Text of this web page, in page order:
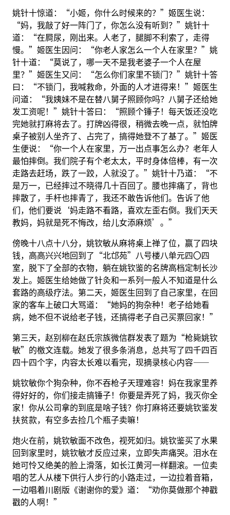
姚针十惊道：“小姬，你什么时候来的？”姬医生说：
“妈，我敲了好一阵门了，你怎么没有听到？”姚针十
道：“在屙尿，刚出来。人老了，腿脚不利索了，走得
慢。”姬医生因问：“你老人家怎么一个人在家里？”姚
针十道：“莫说了，哪一天不是我老婆子一个人在屋
里？”姬医生又问：“怎么你们家里不锁门？”姚针十答
曰：“不锁门，我喊救命，外面的人才进得来！”姬医生
问道：“我姨妹不是在替八舅子照顾你吗？八舅子还给她
发工资呢！”姚针十答曰：“照顾个锤子！每天饭还没吃
完她就打麻将去了。打牌凶得很，稍微去晚一点，就怕牌
桌子被别人坐齐了、占完了，搞得她登不了基了。”姬医
生便说：“你一个人在家里，万一出点事怎么办？老年人
最怕摔倒。我们院子有个老太太，平时身体倍棒，有一次
走路去赶场，跌了一跤，人就没了。”姚针十乃道：“不
是万一，已经摔过不晓得几十百回了。腰也摔痛了，背也
摔散了，手杆也摔青了，我还不敢告诉他们。告诉了他
们，他们要说‘妈走路不看路，喜欢左歪右倒。我们天天
教妈，妈就是死不悔改，给儿女添麻烦’。”
傍晚十八点十八分，姚钦敏从麻将桌上禅了位，赢了四块
钱，高高兴兴地回到了“北邙苑”八号楼八单元四〇四
室，脱下了全部的衣物，躺在姚钦鉴的名牌高档定制长沙
发上。姬医生给她做了针灸和一系列一般人不知道是什么
套路的高级疗法。第二天，姬医生回到了自己家里，在回
家的客车上破口大骂道：“她妈的狗杂种！老子给她看
病，她不但不说给老子钱，还搞得老子自己买票回家！”
第三天，赵别柳在赵氏宗族微信群发表了题为“枪毙姚钦
敏”的檄文连载。她发了很多条消息，总共写了四千四百
四十四个字，内容太长难以看完，现摘录核心内容——
姚钦敏你个狗杂种，你不吞枪子天理难容！妈在我家里养
得好好的，你们接走搞锤子！你要是弄死了妈，我灭你全
家！你从公司拿的到底是啥子钱？你打麻将还要姚钦鉴发
扶贫款，有空多去捡几个瓶子卖嘛！
炮火在前，姚钦敏面不改色，视死如归。姚钦鉴买了水果
回到家里时，姚钦敏才反应过来，立即失声痛哭。泪水在
她可怜又绝美的脸上滑落，如长江黄河一样翻滚。一位卖
唱的艺人从楼下供行人步行的小路走过，一边拉着音箱，
一边唱着川剧版《谢谢你的爱》道：“劝你莫做那个神戳
戳的人啊！”